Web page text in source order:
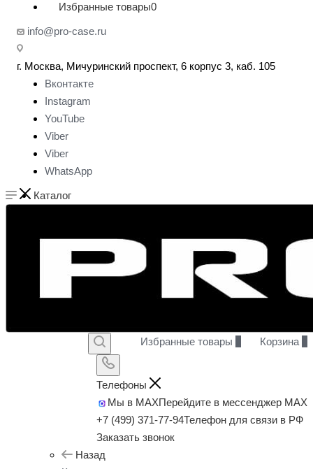
Избранные товары0
info@pro-case.ru
г. Москва, Мичуринский проспект, 6 корпус 3, каб. 105
Вконтакте
Instagram
YouTube
Viber
Viber
WhatsApp
Избранные товары Корзина
Телефоны
Мы в MAXПерейдите в мессенджер MAX
+7 (499) 371-77-94Телефон для связи в РФ
Заказать звонок
Каталог
Назад